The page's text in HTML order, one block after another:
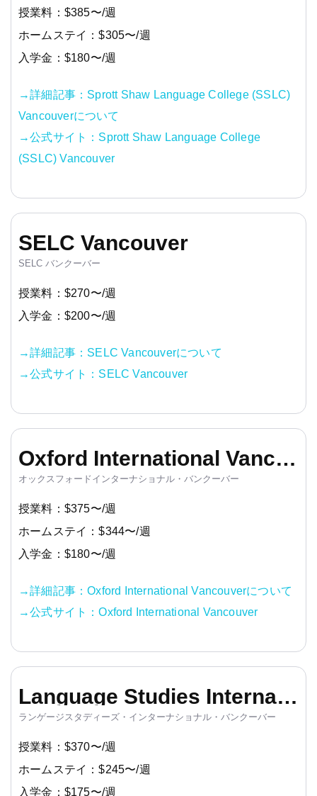
授業料：$385〜/週
ホームステイ：$305〜/週
入学金：$180〜/週
→詳細記事：Sprott Shaw Language College (SSLC)
Vancouverについて
→公式サイト：Sprott Shaw Language College
(SSLC) Vancouver
SELC Vancouver
SELC バンクーバー
授業料：$270〜/週
入学金：$200〜/週
→詳細記事：SELC Vancouverについて
→公式サイト：SELC Vancouver
Oxford International Vancouver
オックスフォードインターナショナル・バンクーバー
授業料：$375〜/週
ホームステイ：$344〜/週
入学金：$180〜/週
→詳細記事：Oxford International Vancouverについて
→公式サイト：Oxford International Vancouver
Language Studies International (LSI) Vancouver
ランゲージスタディーズ・インターナショナル・バンクーバー
授業料：$370〜/週
ホームステイ：$245〜/週
入学金：$175〜/週